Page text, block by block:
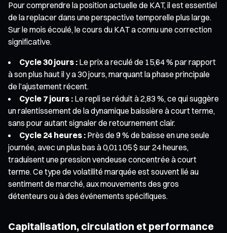
Pour comprendre la position actuelle de KAT, il est essentiel
de la replacer dans une perspective temporelle plus large.
Sur le mois écoulé, le cours du KAT a connu une correction
significative.
Cycle 30 jours : Le prix a reculé de 15,64 % par rapport
à son plus haut il y a 30 jours, marquant la phase principale
de l’ajustement récent.
Cycle 7 jours : Le repli se réduit à 2,83 %, ce qui suggère
un ralentissement de la dynamique baissière à court terme,
sans pour autant signaler de retournement clair.
Cycle 24 heures : Près de 9 % de baisse en une seule
journée, avec un plus bas à 0,01105 $ sur 24 heures,
traduisent une pression vendeuse concentrée à court
terme. Ce type de volatilité marquée est souvent lié au
sentiment de marché, aux mouvements des gros
détenteurs ou à des événements spécifiques.
Capitalisation, circulation et performance